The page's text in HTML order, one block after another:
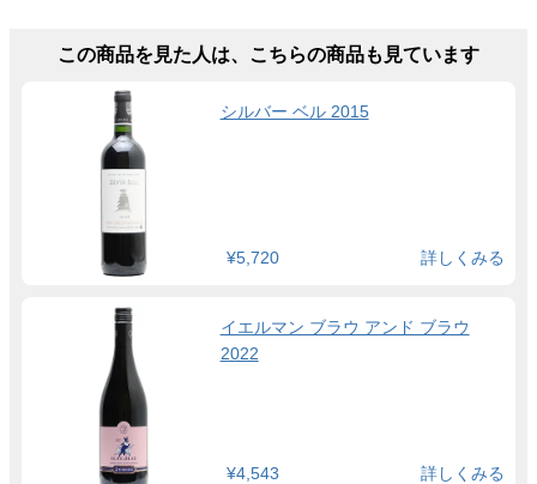
この商品を見た人は、こちらの商品も見ています
シルバー ベル 2015
¥5,720 詳しくみる
イエルマン ブラウ アンド ブラウ
2022
¥4,543 詳しくみる